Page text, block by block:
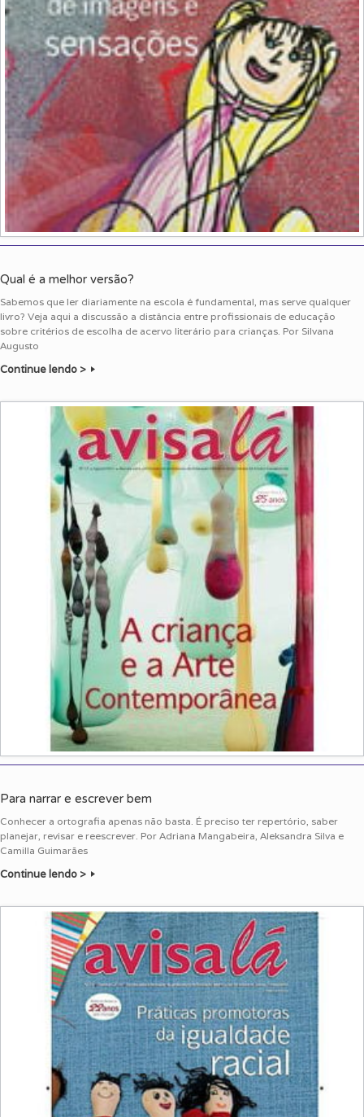
Qual é a melhor versão?
Sabemos que ler diariamente na escola é fundamental, mas serve qualquer
livro? Veja aqui a discussão a distância entre profissionais de educação
sobre critérios de escolha de acervo literário para crianças. Por Silvana
Augusto
Continue lendo >
Para narrar e escrever bem
Conhecer a ortografia apenas não basta. É preciso ter repertório, saber
planejar, revisar e reescrever. Por Adriana Mangabeira, Aleksandra Silva e
Camilla Guimarães
Continue lendo >